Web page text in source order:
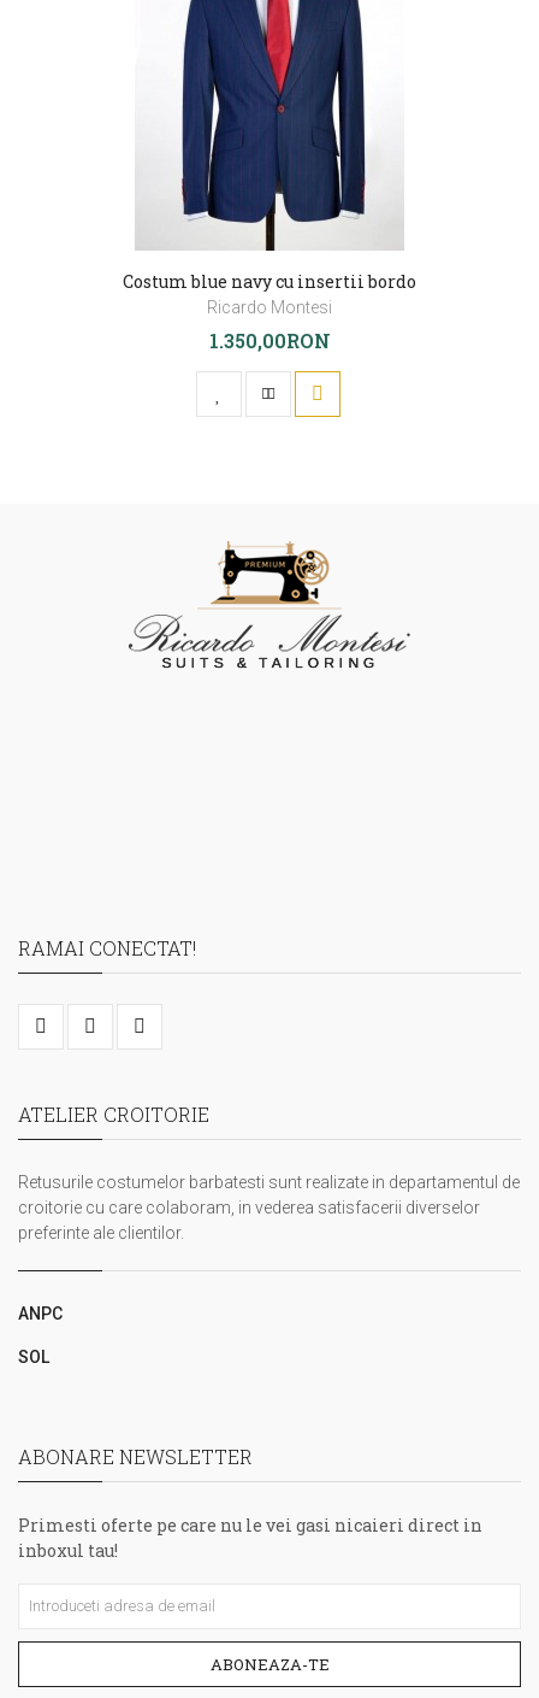
Costum blue navy cu insertii bordo
Ricardo Montesi
1.350,00RON
RAMAI CONECTAT!
ATELIER CROITORIE
Retusurile costumelor barbatesti sunt realizate in departamentul de
croitorie cu care colaboram, in vederea satisfacerii diverselor
preferinte ale clientilor.
ANPC
SOL
ABONARE NEWSLETTER
Primesti oferte pe care nu le vei gasi nicaieri direct in
inboxul tau!
ABONEAZA-TE